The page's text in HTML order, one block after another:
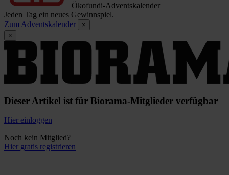
Ökofundi-Adventskalender
Jeden Tag ein neues Gewinnspiel.
Zum Adventskalender
×
×
Dieser Artikel ist für Biorama-Mitglieder verfügbar
Hier einloggen
Noch kein Mitglied?
Hier gratis registrieren